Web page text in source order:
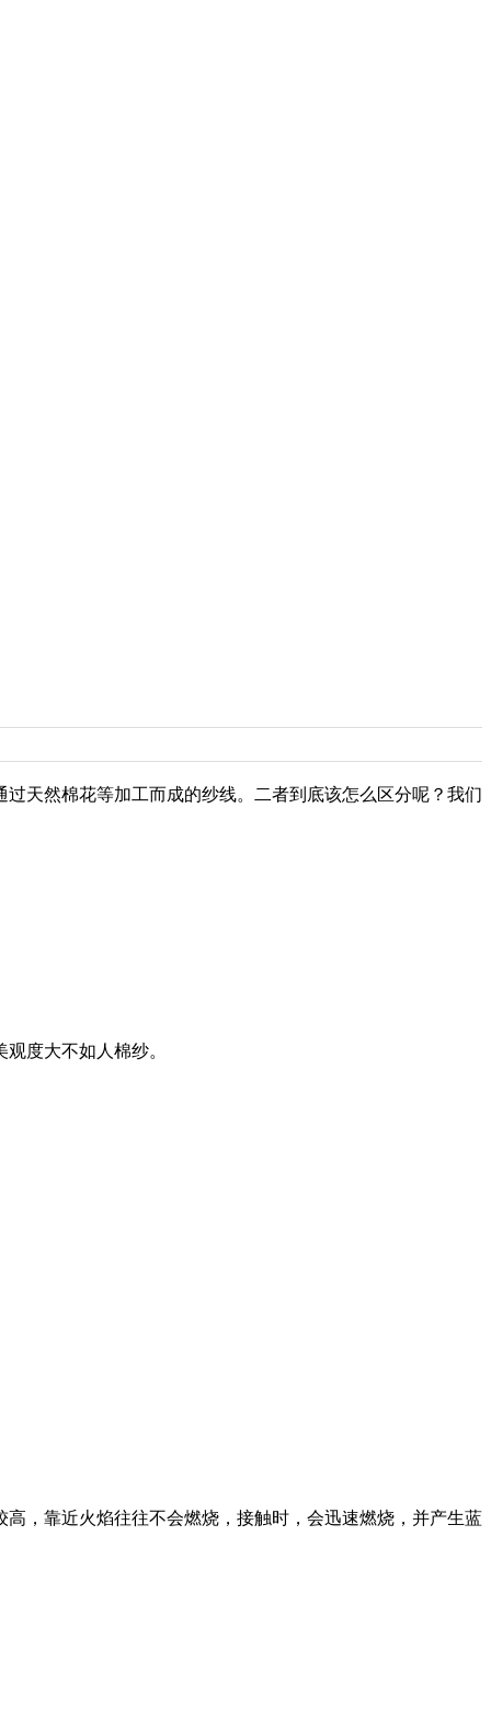
过天然棉花等加工而成的纱线。二者到底该怎么区分呢？我们
度大不如人棉纱。
，靠近火焰往往不会燃烧，接触时，会迅速燃烧，并产生蓝